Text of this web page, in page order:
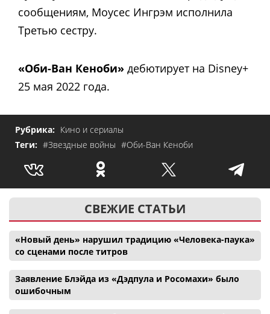
сообщениям, Моусес Ингрэм исполнила
Третью сестру.
«Оби-Ван Кеноби» дебютирует на Disney+
25 мая 2022 года.
Рубрика: Кино и сериалы
Теги: #Звездные войны #Оби-Ван Кеноби
СВЕЖИЕ СТАТЬИ
«Новый день» нарушил традицию «Человека-паука»
со сценами после титров
Заявление Блэйда из «Дэдпула и Росомахи» было
ошибочным